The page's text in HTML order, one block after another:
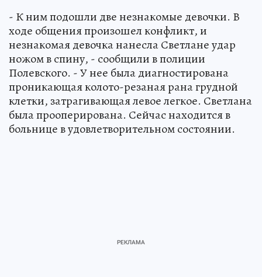
- К ним подошли две незнакомые девочки. В
ходе общения произошел конфликт, и
незнакомая девочка нанесла Светлане удар
ножом в спину, - сообщили в полиции
Полевского. - У нее была диагностирована
проникающая колото-резаная рана грудной
клетки, затрагивающая левое легкое. Светлана
была прооперирована. Сейчас находится в
больнице в удовлетворительном состоянии.